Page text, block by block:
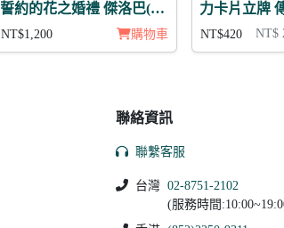
誓約的花之婚禮 傑洛巴(月
覺) 11入
NT$1,200 購物車
力卡片立牌
春 坂本龍馬
NT$420 NT$
聯絡資訊
聯繫客服
台灣 02-8751-2102
(服務時間